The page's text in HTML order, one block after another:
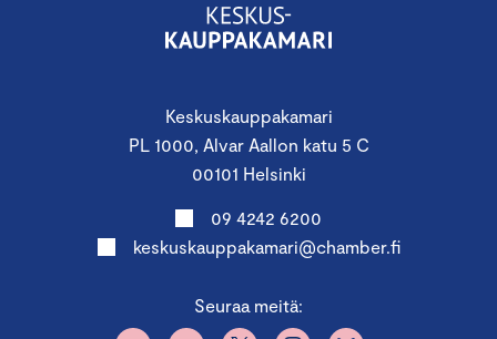
Keskuskauppakamari
PL 1000, Alvar Aallon katu 5 C
00101 Helsinki
09 4242 6200
keskuskauppakamari@chamber.fi
Seuraa meitä: